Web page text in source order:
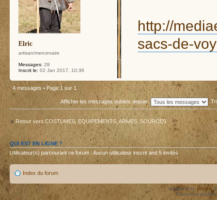
Elric
artisan/mercenaire
Messages: 28
Inscrit le: 02 Jan 2017, 10:36
http://
sacs-de-
4 messages • Page 1sur 1
Afficher les messages publiés depuis:
Retour vers COSTUMES, EQUIPEMENTS, ARMES, SOURCES
QUI EST EN LIGNE ?
Utilisateur(s) parcourant ce forum : Aucun utilisateur inscrit and 5 invités
Index du forum
Powered by phpBB©
Traduction